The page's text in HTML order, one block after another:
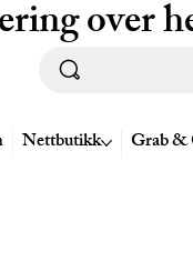
over
Nettbutikk Grab &